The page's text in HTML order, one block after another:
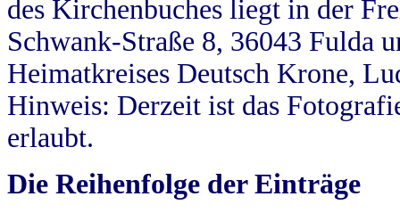
des Kirchenbuches liegt in der
Schwank-Straße 8, 36043 Fulda
Heimatkreises Deutsch Krone,
Hinweis: Derzeit ist das
erlaubt.
Die Reihenfolge der Einträge